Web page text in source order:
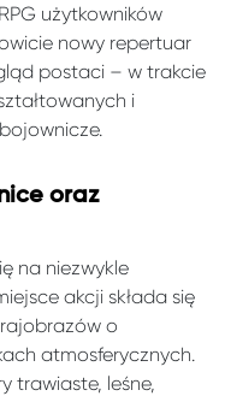
użytkowników
nowy repertuar
postaci – w trakcie
i
oraz
na niezwykle
akcji składa się
o
atmosferycznych.
trawiaste, leśne,